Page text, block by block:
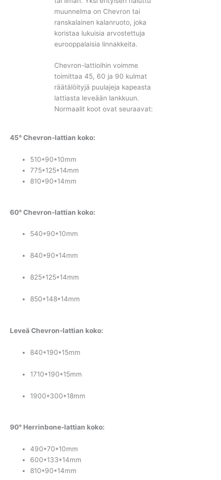
muunnelma on Chevron tai
ranskalainen kalanruoto, joka
koristaa lukuisia arvostettuja
eurooppalaisia linnakkeita.
Chevron-lattioihin voimme
toimittaa 45, 60 ja 90 kulmat
räätälöityjä puulajeja kapeasta
lattiasta leveään lankkuun.
Normaalit koot ovat seuraavat:
45° Chevron-lattian koko:
510*90*10mm
775*125*14mm
810*90*14mm
60° Chevron-lattian koko:
540*90*10mm
840*90*14mm
825*125*14mm
850*148*14mm
Leveä Chevron-lattian koko:
840*190*15mm
1710*190*15mm
1900*300*18mm
90° Herrinbone-lattian koko:
490*70*10mm
600*133*14mm
810*90*14mm